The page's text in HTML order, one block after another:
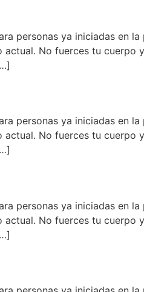
personas ya iniciadas en
actual. No fuerces tu cuerpo
personas ya iniciadas en
actual. No fuerces tu cuerpo
personas ya iniciadas en
actual. No fuerces tu cuerpo